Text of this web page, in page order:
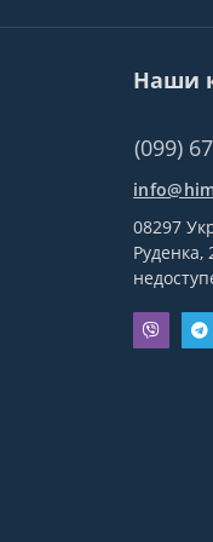
Наши
(099)
08297
Руденка,